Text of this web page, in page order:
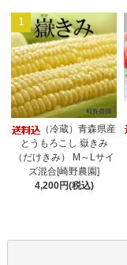
1
（冷蔵）青森県産
とうもろこし 嶽きみ
（だけきみ） M～Lサイ
ズ混合[崎野農園]
4,200円(税込)